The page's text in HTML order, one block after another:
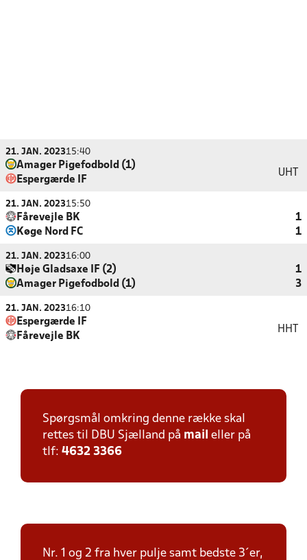
21. JAN. 202315:40
Amager Pigefodbold (1)
Espergærde IF
UHT
21. JAN. 202315:50
Fårevejle BK
1
Køge Nord FC
1
21. JAN. 202316:00
Høje Gladsaxe IF (2)
1
Amager Pigefodbold (1)
3
21. JAN. 202316:10
Espergærde IF
Fårevejle BK
HHT
Spørgsmål omkring denne række skal
rettes til DBU Sjælland på mail eller på
tlf: 4632 3366
Nr. 1 og 2 fra hver pulje samt bedste 3´er,